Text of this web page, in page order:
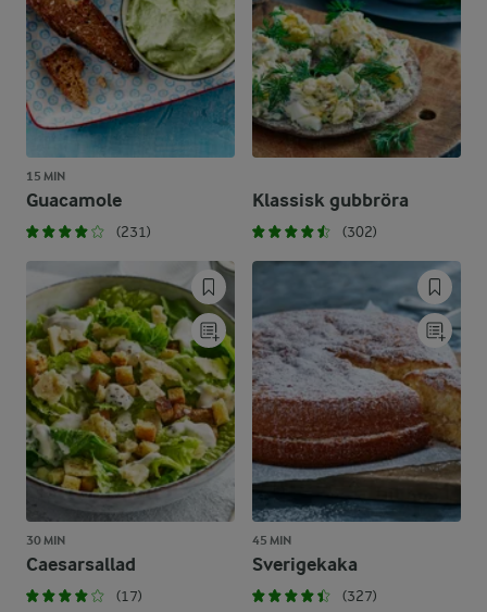
15 MIN
Guacamole
(231)
Klassisk gubbröra
(302)
30 MIN
Caesarsallad
(17)
45 MIN
Sverigekaka
(327)